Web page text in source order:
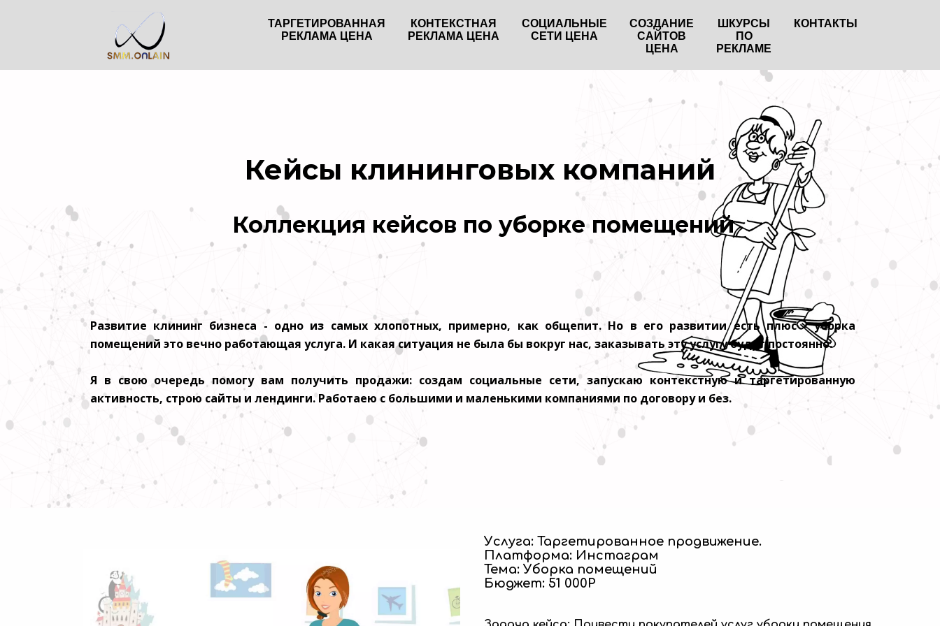
ТАРГЕТИРОВАННАЯ
РЕКЛАМА ЦЕНА
КОНТЕКСТНАЯ
РЕКЛАМА ЦЕНА
СОЦИАЛЬНЫЕ
СЕТИ ЦЕНА
СОЗДАНИЕ
САЙТОВ
ЦЕНА
ШКУРСЫ
ПО
РЕКЛАМЕ
КОНТАКТЫ
Кейсы клининговых компаний
Коллекция кейсов по уборке помещений
Развитие клининг бизнеса - одно из самых хлопотных, примерно, как общепит. Но в его развитии есть плюс - уборка
помещений это вечно работающая услуга. И какая ситуация не была бы вокруг нас, заказывать эту услугу будут постоянно.
Я в свою очередь помогу вам получить продажи: создам социальные сети, запускаю контекстную и таргетированную
активность, строю сайты и лендинги. Работаею с большими и маленькими компаниями по договору и без.
Услуга: Таргетированное продвижение.
Платформа: Инстаграм
Тема: Уборка помещений
Бюджет: 51 000Р